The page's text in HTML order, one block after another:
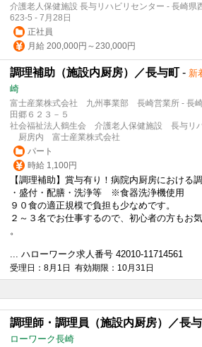
介護老人保健施設 長与リハビリセンター - 長崎県
623-5 - 7月28日
正社員
月給 200,000円～230,000円
調理補助（施設内厨房）／長与町- 新
崎
富士産業株式会社 九州事業部 長崎営業所 - 長
田郷６２３－５
社会福祉法人鶴生会 介護老人保健施設 長与リ
厨房内 富士産業株式会社
パート
時給 1,100円
【調理補助】賞与有り！病院内厨房における
・盛付・配膳・洗浄等 ※食器洗浄機使用
９０食の適正規模で負担も少なめです。
２～３名でお仕事するので、初心者の方もお
。
... ハローワーク求人番号 42010-11714561
受理日：8月1日 有効期限：10月31日
調理師・調理員（施設内厨房）／長
ローワーク長崎